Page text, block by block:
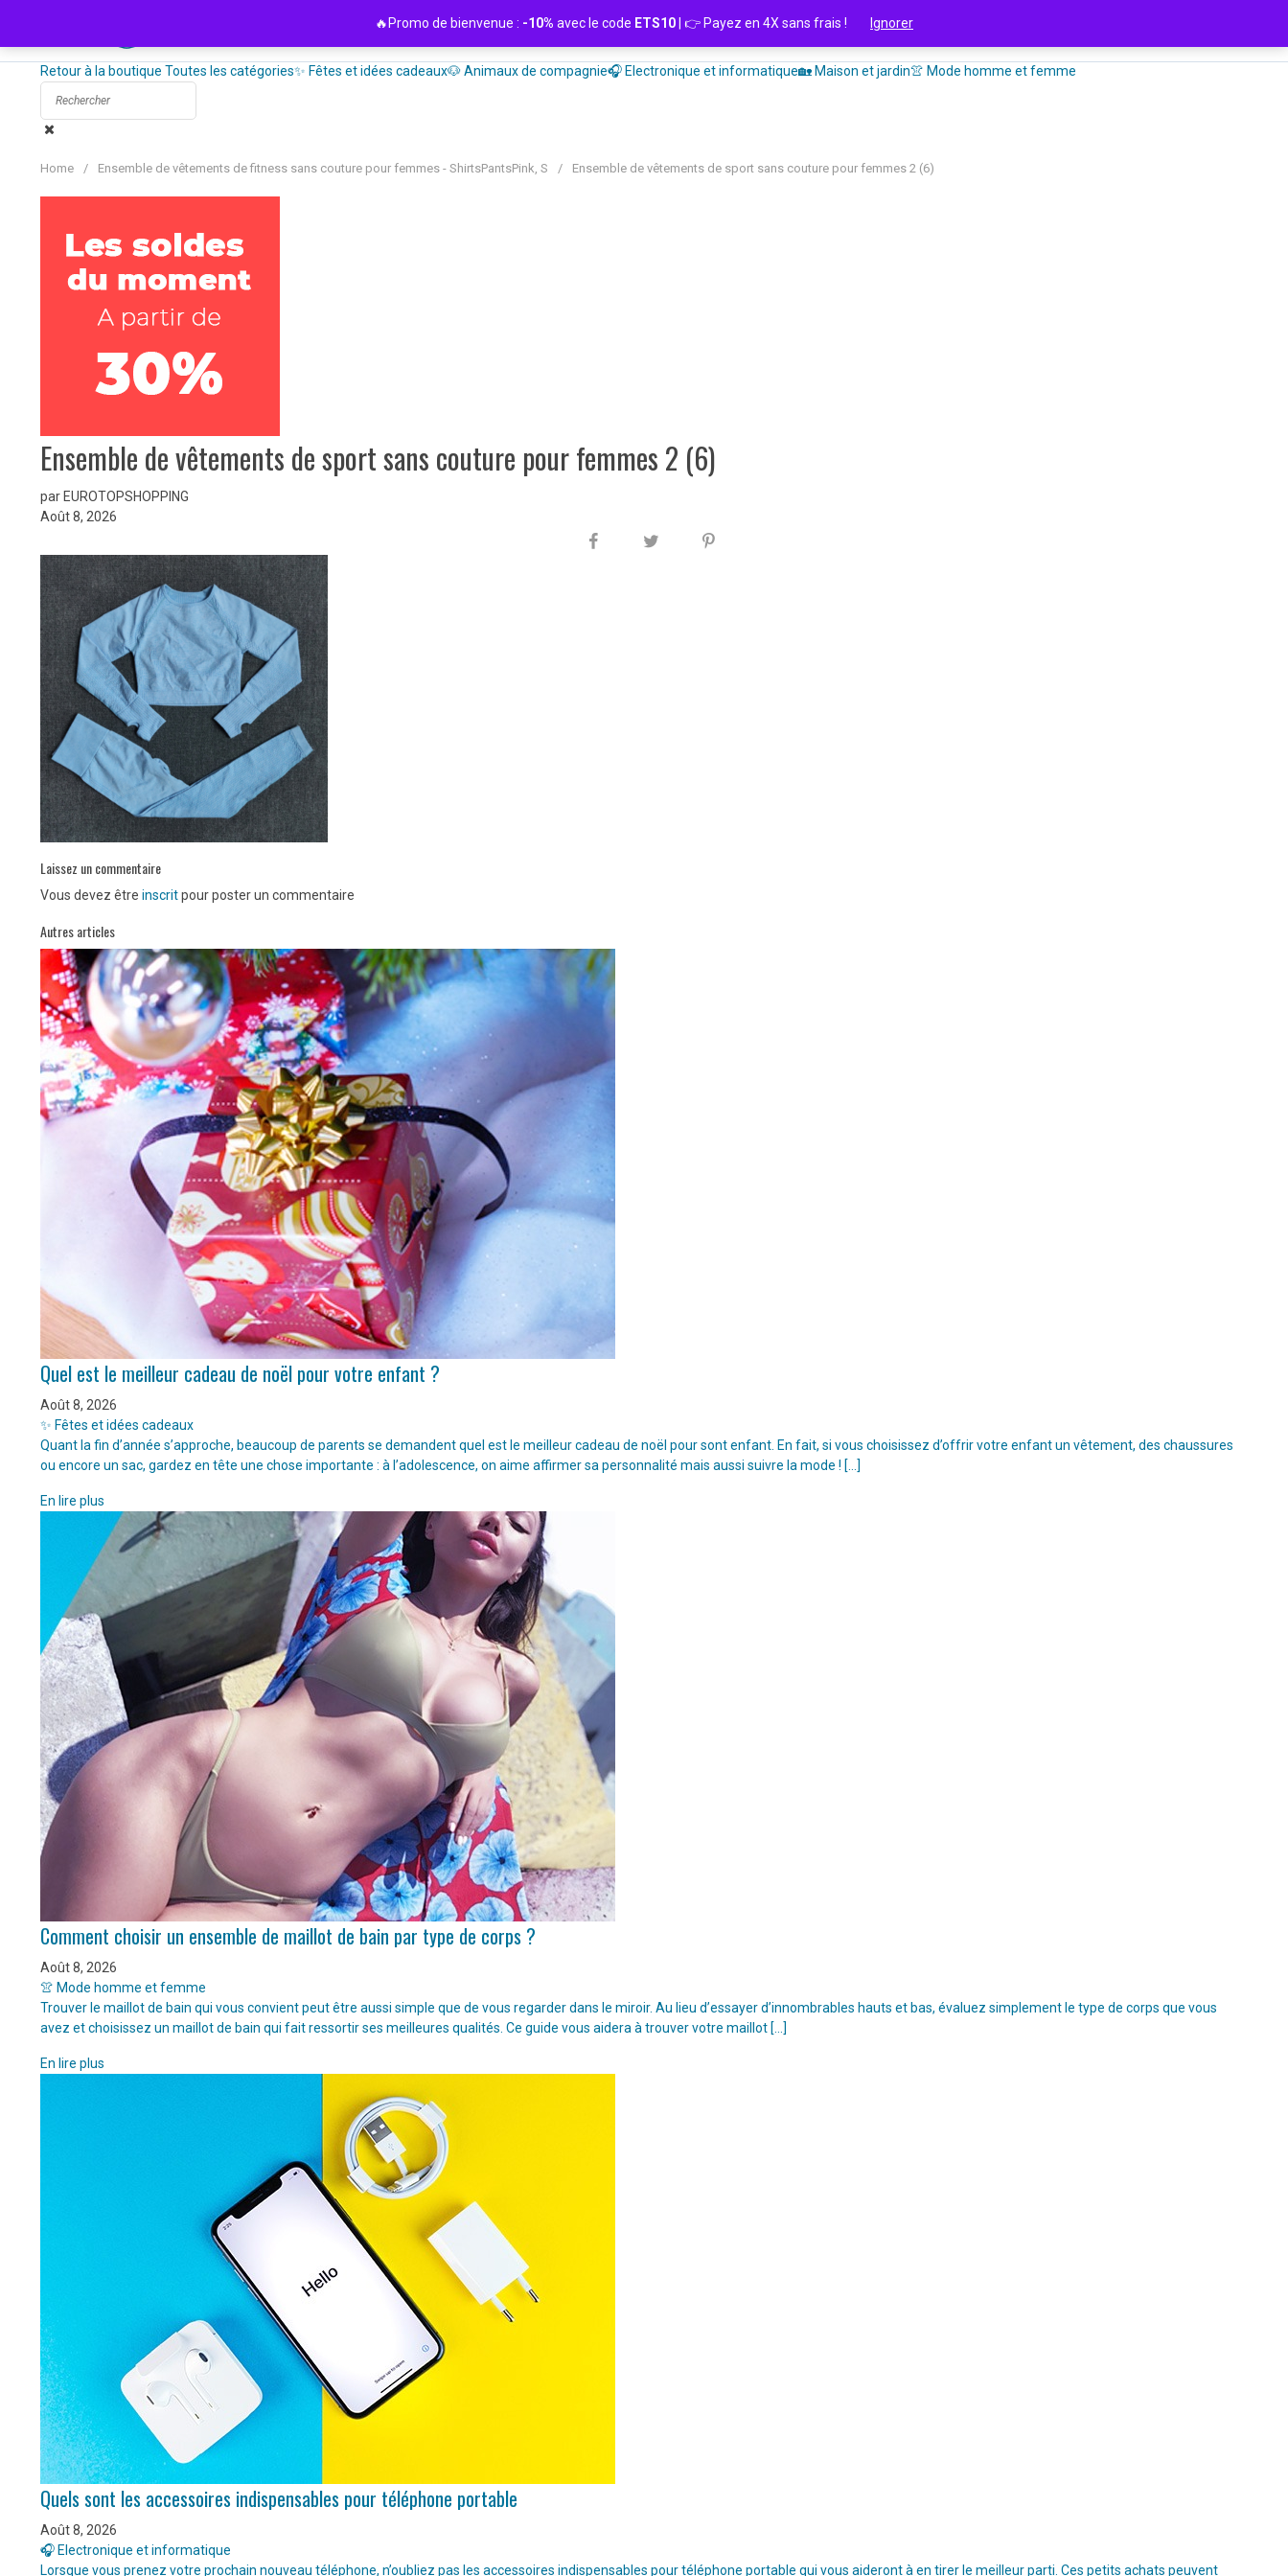
contenu
Retour à la boutique Toutes les catégories✨ Fêtes et idées cadeaux🐶 Animaux de compagnie🎧 Electronique et informatique🏡 Maison et jardin👚 Mode homme et femme
Home / Ensemble de vêtements de fitness sans couture pour femmes - ShirtsPantsPink, S / Ensemble de vêtements de sport sans couture pour femmes 2 (6)
Ensemble de vêtements de sport sans couture pour femmes 2 (6)
par EUROTOPSHOPPING
Août 8, 2026
Laissez un commentaire
Vous devez être inscritpour poster un commentaire
Autres articles
Quel est le meilleur cadeau de noël pour votre enfant ?
Août 8, 2026
✨ Fêtes et idées cadeaux
Quant la fin d’année s’approche, beaucoup de parents se demandent quel est le meilleur cadeau de noël pour sont enfant. En fait, si vous choisissez d’offrir votre enfant un vêtement, des chaussures
ou encore un sac, gardez en tête une chose importante : à l’adolescence, on aime affirmer sa personnalité mais aussi suivre la mode ! […]
En lire plus
Comment choisir un ensemble de maillot de bain par type de corps ?
Août 8, 2026
👚 Mode homme et femme
Trouver le maillot de bain qui vous convient peut être aussi simple que de vous regarder dans le miroir. Au lieu d’essayer d’innombrables hauts et bas, évaluez simplement le type de corps que vous
avez et choisissez un maillot de bain qui fait ressortir ses meilleures qualités. Ce guide vous aidera à trouver votre maillot […]
En lire plus
Quels sont les accessoires indispensables pour téléphone portable
Août 8, 2026
🎧 Electronique et informatique
Lorsque vous prenez votre prochain nouveau téléphone, n’oubliez pas les accessoires indispensables pour téléphone portable qui vous aideront à en tirer le meilleur parti. Ces petits achats peuvent
🔥Promo de bienvenue : -10% avec le code ETS10 | 👉 Payez en 4X sans frais ! Ignorer